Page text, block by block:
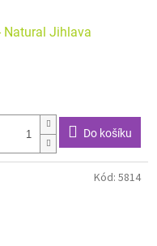
Natural Jihlava
Do košíku
Kód: 5814